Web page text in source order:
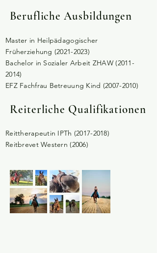
Berufliche Ausbildungen
Master in Heilpädagogischer
Früherziehung (2021-2023)
Bachelor in Sozialer Arbeit ZHAW(2011-
2014)
EFZ Fachfrau Betreuung Kind (2007-2010)
Reiterliche Qualifikationen
Reittherapeutin IPTh (2017-2018)
Reitbrevet Western (2006)